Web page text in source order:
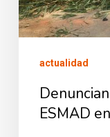
en
Quilichao
actualidad
ESMAD